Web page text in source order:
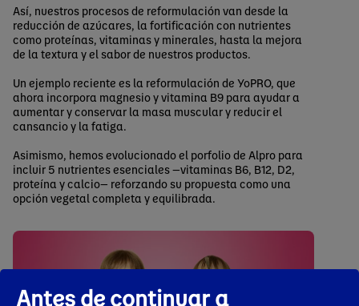
Antes de continuar a
Así, nuestros procesos de reformulación van desde la
reducción de azúcares, la fortificación con nutrientes
como proteínas, vitaminas y minerales, hasta la mejora
de la textura y el sabor de nuestros productos.
Un ejemplo reciente es la reformulación de YoPRO, que
ahora incorpora magnesio y vitamina B9 para ayudar a
aumentar y conservar la masa muscular y reducir el
cansancio y la fatiga.
Asimismo, hemos evolucionado el porfolio de Alpro para
incluir 5 nutrientes esenciales —vitaminas B6, B12, D2,
proteína y calcio— reforzando su propuesta como una
opción vegetal completa y equilibrada.